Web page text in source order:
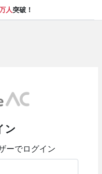
人突破！
ン
ーでログイン